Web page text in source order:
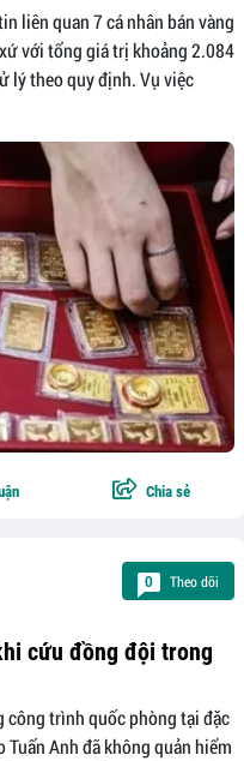
liên quan 7 cá nhân bán vàng
với tổng giá trị khoảng 2.084
lý theo quy định. Vụ việc
Chia sẻ
0 Theo dõi
cứu đồng đội trong
công trình quốc phòng tại đặc
Tuấn Anh đã không quản hiểm